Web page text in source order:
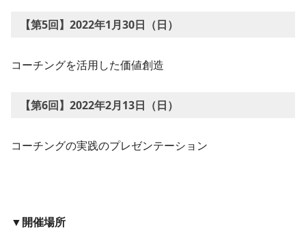
【第5回】2022年1月30日（日）
コーチングを活用した価値創造
【第6回】2022年2月13日（日）
コーチングの実践のプレゼンテーション
▼開催場所